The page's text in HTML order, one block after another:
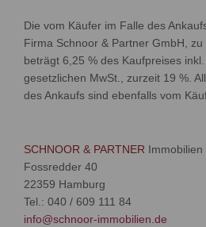
Die vom Käufer im Falle des
Firma Schnoor & Partner GmbH,
beträgt 6,25 % des Kaufpreises
gesetzlichen MwSt., zurzeit 19 %.
des Ankaufs sind ebenfalls vom
SCHNOOR & PARTNER Immobilien
Fossredder 40
22359 Hamburg
Tel.: 040 / 609 111 84
info@schnoor-immobilien.de